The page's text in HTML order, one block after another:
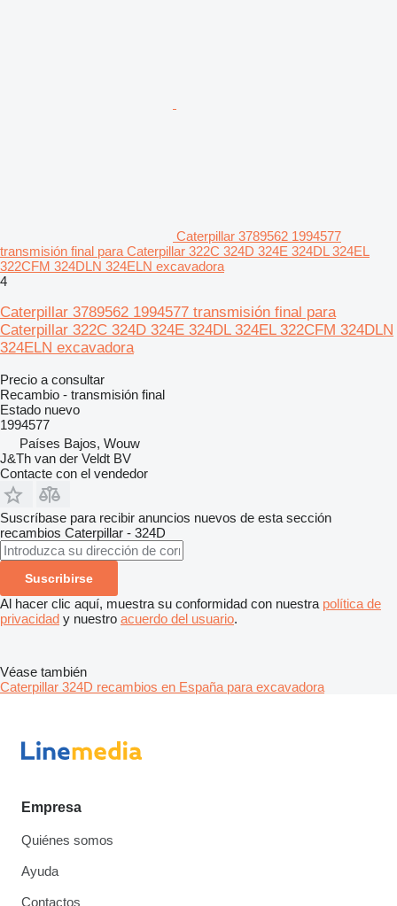
Caterpillar 3789562 1994577
transmisión final para Caterpillar 322C 324D 324E 324DL 324EL
322CFM 324DLN 324ELN excavadora
4
Caterpillar 3789562 1994577 transmisión final para
Caterpillar 322C 324D 324E 324DL 324EL 322CFM 324DLN
324ELN excavadora
Precio a consultar
Recambio - transmisión final
Estado nuevo
1994577
Países Bajos, Wouw
J&Th van der Veldt BV
Contacte con el vendedor
Suscríbase para recibir anuncios nuevos de esta sección
recambios Caterpillar - 324D
Suscribirse
Al hacer clic aquí, muestra su conformidad con nuestra política de
privacidad y nuestro acuerdo del usuario.
Véase también
Caterpillar 324D recambios en España para excavadora
Empresa
Quiénes somos
Ayuda
Contactos